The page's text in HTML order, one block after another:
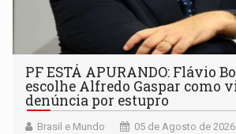
PF ESTÁ APURANDO: Flávio
escolhe Alfredo Gaspar como
denúncia por estupro
Brasil e Mundo 05 de Agosto de